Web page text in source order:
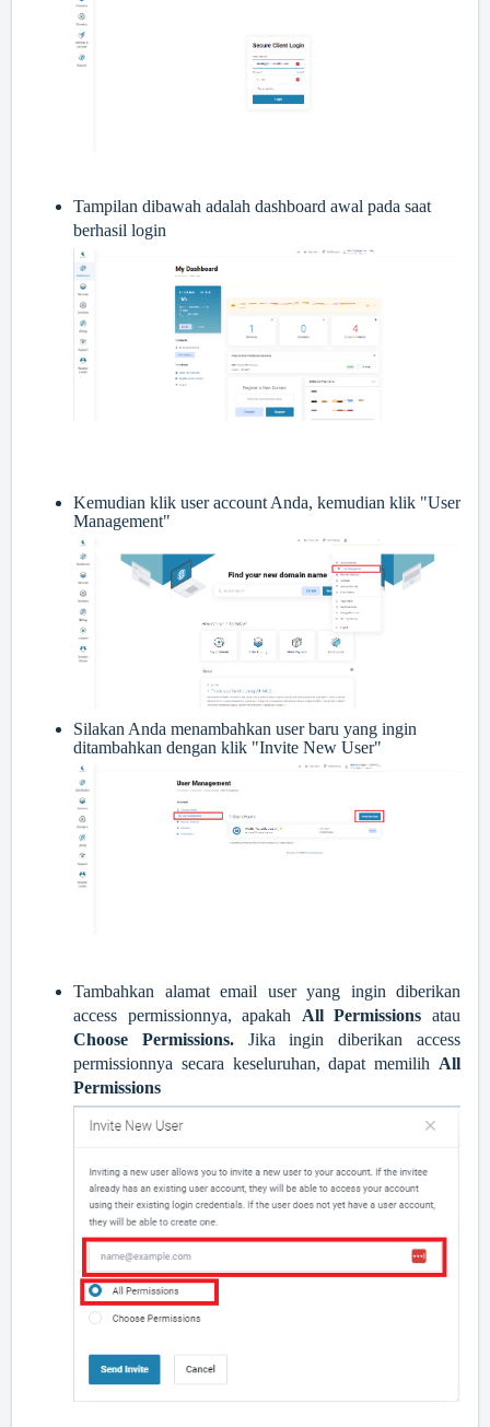
Tampilan dibawah adalah dashboard awal pada saat
berhasil login
Kemudian klik user account Anda, kemudian klik "User
Management"
Silakan Anda menambahkan user baru yang ingin
ditambahkan dengan klik "Invite New User"
Tambahkan alamat email user yang ingin diberikan
access permissionnya, apakah All Permissions atau
Choose Permissions. Jika ingin diberikan access
permissionnya secara keseluruhan, dapat memilih All
Permissions